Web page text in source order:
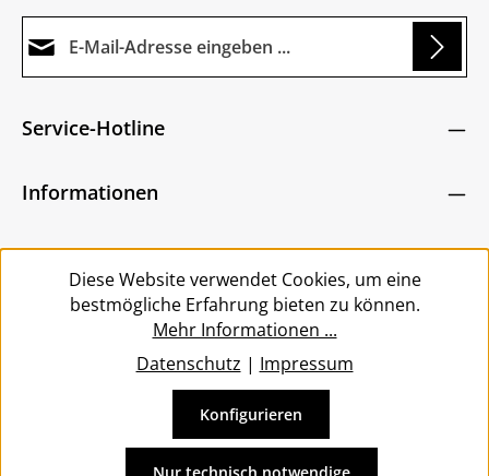
Ich habe dieDatenschutzbestimmungen
bin mit ihnen einverstanden.
Zeichen ein*
Die mit einem Stern (*) markierten Felder sind
Service-Hotline
Informationen
Service
Vertrag widerrufen
Diese Website verwendet Cookies, um eine
bestmögliche Erfahrung bieten zu können.
Mehr Informationen ...
Datenschutz | Impressum
Konfigurieren